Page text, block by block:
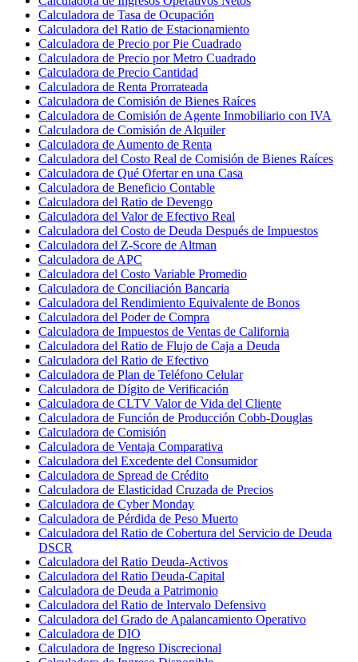
Calculadora de Tasa de Ocupación
Calculadora del Ratio de Estacionamiento
Calculadora de Precio por Pie Cuadrado
Calculadora de Precio por Metro Cuadrado
Calculadora de Precio Cantidad
Calculadora de Renta Prorrateada
Calculadora de Comisión de Bienes Raíces
Calculadora de Comisión de Agente Inmobiliario con IVA
Calculadora de Comisión de Alquiler
Calculadora de Aumento de Renta
Calculadora del Costo Real de Comisión de Bienes Raíces
Calculadora de Qué Ofertar en una Casa
Calculadora de Beneficio Contable
Calculadora del Ratio de Devengo
Calculadora del Valor de Efectivo Real
Calculadora del Costo de Deuda Después de Impuestos
Calculadora del Z-Score de Altman
Calculadora de APC
Calculadora del Costo Variable Promedio
Calculadora de Conciliación Bancaria
Calculadora del Rendimiento Equivalente de Bonos
Calculadora del Poder de Compra
Calculadora de Impuestos de Ventas de California
Calculadora del Ratio de Flujo de Caja a Deuda
Calculadora del Ratio de Efectivo
Calculadora de Plan de Teléfono Celular
Calculadora de Dígito de Verificación
Calculadora de CLTV Valor de Vida del Cliente
Calculadora de Función de Producción Cobb-Douglas
Calculadora de Comisión
Calculadora de Ventaja Comparativa
Calculadora del Excedente del Consumidor
Calculadora de Spread de Crédito
Calculadora de Elasticidad Cruzada de Precios
Calculadora de Cyber Monday
Calculadora de Pérdida de Peso Muerto
Calculadora del Ratio de Cobertura del Servicio de Deuda
DSCR
Calculadora del Ratio Deuda-Activos
Calculadora del Ratio Deuda-Capital
Calculadora de Deuda a Patrimonio
Calculadora del Ratio de Intervalo Defensivo
Calculadora del Grado de Apalancamiento Operativo
Calculadora de DIO
Calculadora de Ingreso Discrecional